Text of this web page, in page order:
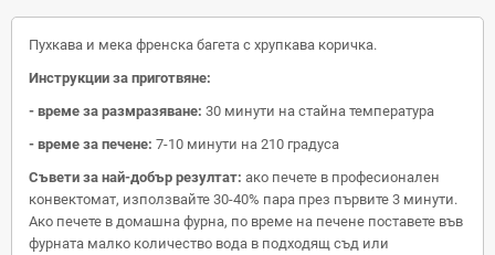
Пухкава и мека френска багета с хрупкава коричка.
Инструкции за приготвяне:
- време за размразяване: 30 минути на стайна температура
- време за печене: 7-10 минути на 210 градуса
Съвети за най-добър резултат: ако печете в професионален
конвектомат, използвайте 30-40% пара през първите 3 минути.
Ако печете в домашна фурна, по време на печене поставете във
фурната малко количество вода в подходящ съд или